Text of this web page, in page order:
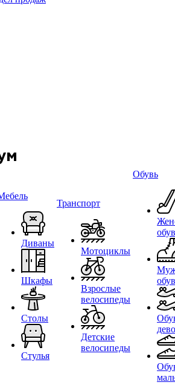
Диваны
Шкафы
Столы
Стулья
Транспорт
Мотоциклы
Взрослые
велосипеды
Детские
велосипеды
Обувь